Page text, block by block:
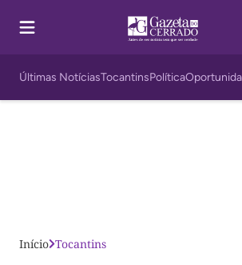
Últimas NotíciasTocantinsPolítica
Início Tocantins